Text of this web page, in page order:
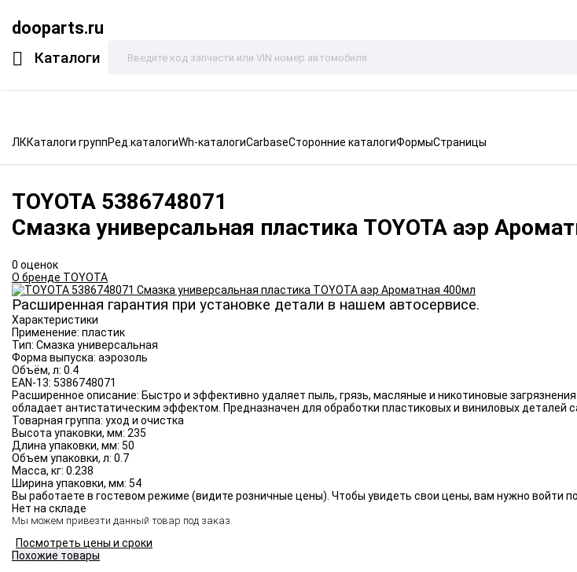
dooparts.ru
Каталоги
ЛККаталоги группРед.каталогиWh-каталогиCarbaseСторонние каталогиФормыСтраницы
TOYOTA 5386748071
Смазка универсальная пластика TOYOTA аэр
0 оценок
О бренде TOYOTA
Расширенная гарантия при установке детали в нашем автосервисе.
Характеристики
Применение: пластик
Тип: Смазка универсальная
Форма выпуска: аэрозоль
Объём, л: 0.4
EAN-13: 5386748071
Расширенное описание: Быстро и эффективно удаляет пыль, грязь, масляные и никотиновые
обладает антистатическим эффектом. Предназначен для обработки пластиковых и виниловых
Товарная группа: уход и очистка
Высота упаковки, мм: 235
Длина упаковки, мм: 50
Объем упаковки, л: 0.7
Масса, кг: 0.238
Ширина упаковки, мм: 54
Вы работаете в гостевом режиме (видите розничные цены). Чтобы увидеть свои цены, вам нужно войти
Нет на складе
Мы можем привезти данный товар под заказ.
Посмотреть цены и сроки
Похожие товары